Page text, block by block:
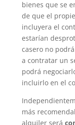
bienes que se
de que el
incluyera el
estarían
casero no
a contratar un
podrá
incluirlo en el
más
alquiler será